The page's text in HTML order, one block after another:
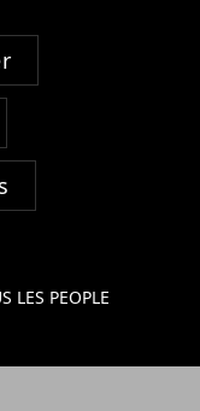
LES PEOPLE